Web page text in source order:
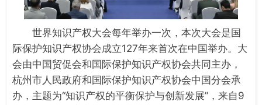
世界知识产权大会每年举办一次，本次大会是国
际保护知识产权协会成立127年来首次在中国举办。大
会由中国贸促会和国际保护知识产权协会共同主办，
杭州市人民政府和国际保护知识产权协会中国分会承
办，主题为“知识产权的平衡保护与创新发展”，来自9